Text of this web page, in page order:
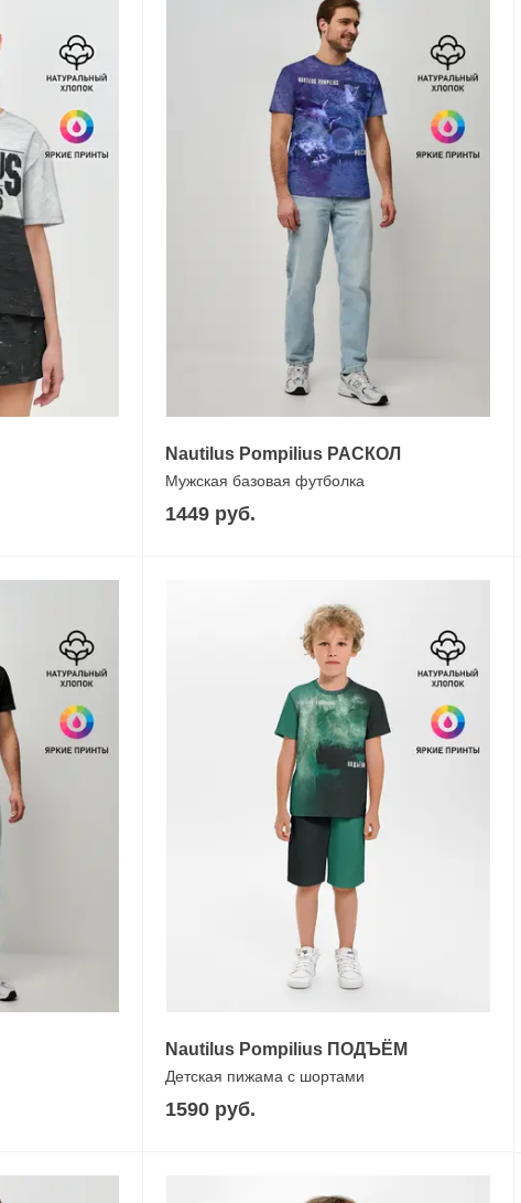
Nautilus Pompilius РАСКОЛ
Мужская базовая футболка
1449 руб.
Nautilus Pompilius ПОДЪЁМ
Детская пижама с шортами
1590 руб.